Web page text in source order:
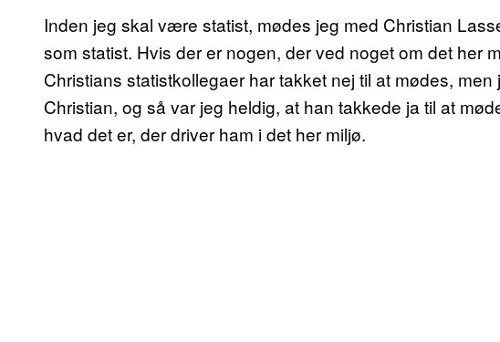
Inden jeg skal være statist, mødes jeg med Christian
som statist. Hvis der er nogen, der ved noget om det her
Christians statistkollegaer har takket nej til at mødes,
Christian, og så var jeg heldig, at han takkede ja til at
hvad det er, der driver ham i det her miljø.